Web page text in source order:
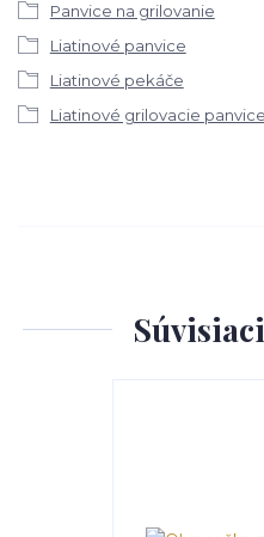
Panvice na grilovanie
Liatinové panvice
Liatinové pekáče
Liatinové grilovacie panvice